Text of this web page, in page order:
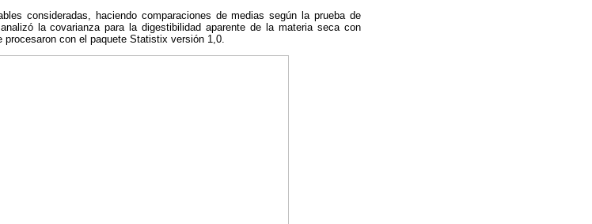
consideradas, haciendo comparaciones de medias según la prueba de
la covarianza para la digestibilidad aparente de la materia seca con
con el paquete Statistix versión 1,0.